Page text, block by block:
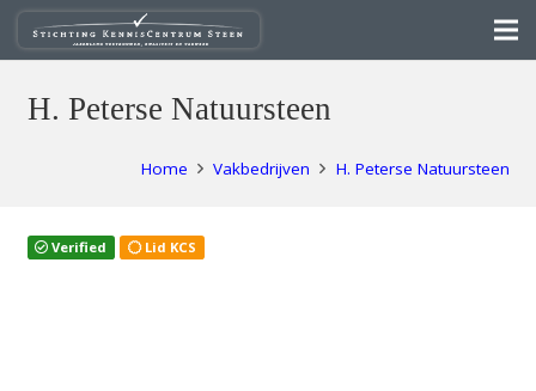
H. Peterse Natuursteen
Home Vakbedrijven H. Peterse Natuursteen
Verified Lid KCS